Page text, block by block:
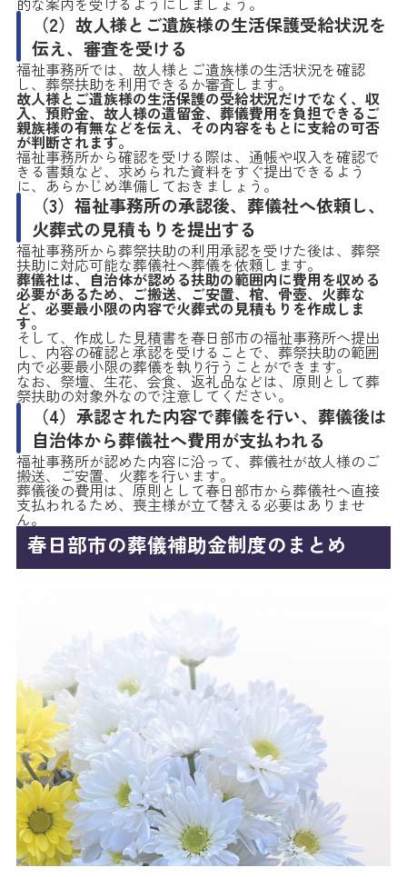
（2）故人様とご遺族様の生活保護受給状況を
伝え、審査を受ける
福祉事務所では、故人様とご遺族様の生活状況を確認
し、葬祭扶助を利用できるか審査します。
故人様とご遺族様の生活保護の受給状況だけでなく、収
入、預貯金、故人様の遺留金、葬儀費用を負担できるご
親族様の有無などを伝え、その内容をもとに支給の可否
が判断されます。
福祉事務所から確認を受ける際は、通帳や収入を確認で
きる書類など、求められた資料をすぐ提出できるよう
に、あらかじめ準備しておきましょう。
（3）福祉事務所の承認後、葬儀社へ依頼し、
火葬式の見積もりを提出する
福祉事務所から葬祭扶助の利用承認を受けた後は、葬祭
扶助に対応可能な葬儀社へ葬儀を依頼します。
葬儀社は、自治体が認める扶助の範囲内に費用を収める
必要があるため、ご搬送、ご安置、棺、骨壺、火葬な
ど、必要最小限の内容で火葬式の見積もりを作成しま
す。
そして、作成した見積書を春日部市の福祉事務所へ提出
し、内容の確認と承認を受けることで、葬祭扶助の範囲
内で必要最小限の葬儀を執り行うことができます。
なお、祭壇、生花、会食、返礼品などは、原則として葬
祭扶助の対象外なので注意してください。
（4）承認された内容で葬儀を行い、葬儀後は
自治体から葬儀社へ費用が支払われる
福祉事務所が認めた内容に沿って、葬儀社が故人様のご
搬送、ご安置、火葬を行います。
葬儀後の費用は、原則として春日部市から葬儀社へ直接
支払われるため、喪主様が立て替える必要はありませ
ん。
春日部市の葬儀補助金制度のまとめ